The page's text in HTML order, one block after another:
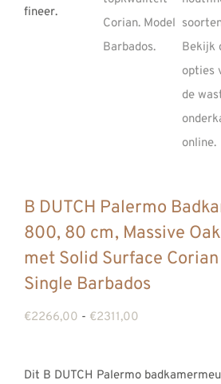
B DUTCH Palermo
800, 80 cm, Massive
met Solid Surface
Single Barbados
€2266,00 - €2311,00
Dit B DUTCH Palermo